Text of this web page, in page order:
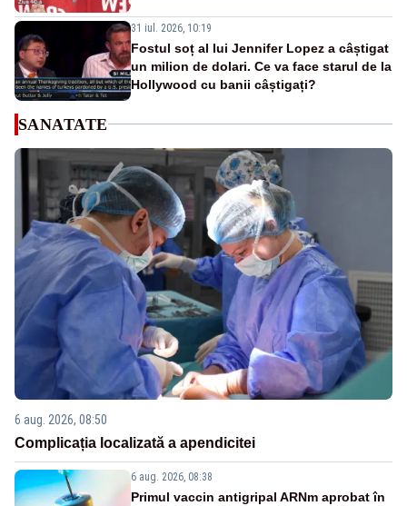
31 iul. 2026, 10:19
Fostul soț al lui Jennifer Lopez a câștigat
un milion de dolari. Ce va face starul de la
Hollywood cu banii câștigați?
SANATATE
6 aug. 2026, 08:50
Complicația localizată a apendicitei
6 aug. 2026, 08:38
Primul vaccin antigripal ARNm aprobat în